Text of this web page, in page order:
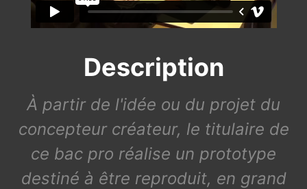
Description
À partir de l'idée ou du projet du
concepteur créateur, le titulaire de
ce bac pro réalise un prototype
destiné à être reproduit, en grand